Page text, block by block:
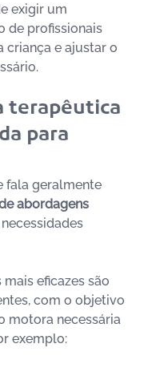
exigir um
de profissionais
criança e ajustar o
terapêutica
para
fala geralmente
abordagens
eficazes são
com o objetivo
motora necessária
exemplo: